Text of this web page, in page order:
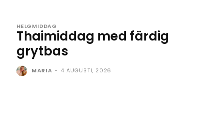
HELGMIDDAG
Thaimiddag med färdig
grytbas
MARIA - 4 AUGUSTI, 2026